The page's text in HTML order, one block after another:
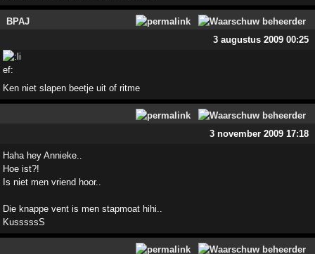
BPAJ
3 augustus 2009 00:25
Ken niet slapen beetje uit of ritme
3 november 2009 17:18
Haha hey Annieke..
Hoe ist?!
Is niet men vriend hoor..
Die knappe vent is men stapmoat hihi..
KusssssS